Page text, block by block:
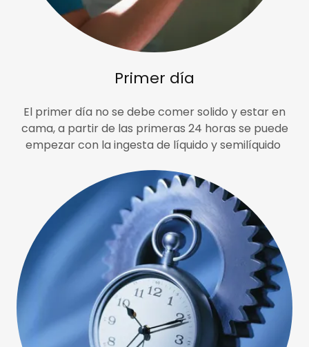
Primer día
El primer día no se debe comer solido y estar en
cama, a partir de las primeras 24 horas se puede
empezar con la ingesta de líquido y semilíquido